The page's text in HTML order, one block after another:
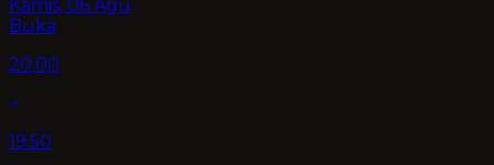
Kamis, 06 Agu
Buka
20.00
19.50